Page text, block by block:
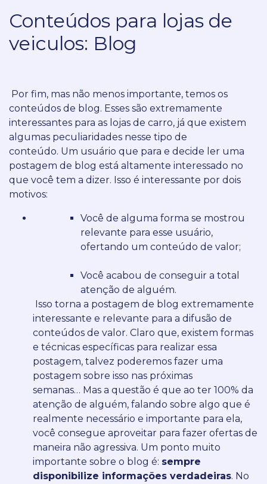
Conteúdos para lojas de
veiculos: Blog
Por fim, mas não menos importante, temos os
conteúdos de blog. Esses são extremamente
interessantes para as lojas de carro, já que existem
algumas peculiaridades nesse tipo de
conteúdo. Um usuário que para e decide ler uma
postagem de blog está altamente interessado no
que você tem a dizer. Isso é interessante por dois
motivos:
Você de alguma forma se mostrou
relevante para esse usuário,
ofertando um conteúdo de valor;
Você acabou de conseguir a total
atenção de alguém.
Isso torna a postagem de blog extremamente
interessante e relevante para a difusão de
conteúdos de valor. Claro que, existem formas
e técnicas específicas para realizar essa
postagem, talvez poderemos fazer uma
postagem sobre isso nas próximas
semanas… Mas a questão é que ao ter 100% da
atenção de alguém, falando sobre algo que é
realmente necessário e importante para ela,
você consegue aproveitar para fazer ofertas de
maneira não agressiva. Um ponto muito
importante sobre o blog é: sempre
disponibilize informações verdadeiras. No